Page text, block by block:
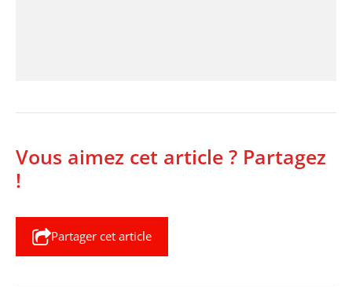
Vous aimez cet article ? Partagez
!
Partager cet article